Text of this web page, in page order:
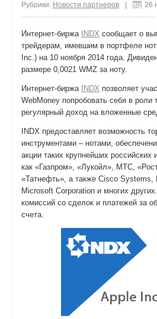
Рубрики: Новости партнеров 26
Интернет-биржа INDX сообщает о
трейдерам, имевшим в портфеле
Inc.) на 10 ноября 2014 года.
размере 0,0021 WMZ за ноту.
Интернет-биржа INDX позволяет
WebMoney попробовать себя в роли
регулярный доход на вложенные
INDX предоставляет возможность
инструментами – нотами,
акции таких крупнейших российских
как «Газпром», «Лукойл», МТС,
«Татнефть», а также Cisco Systems,
Microsoft Corporation и многих
комиссий со сделок и платежей за
счета.